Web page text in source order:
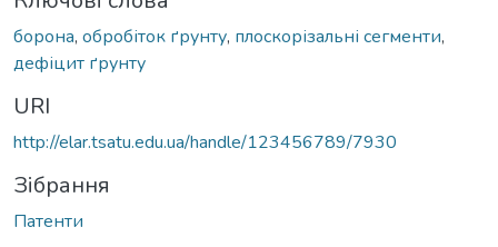
борона, обробіток ґрунту, плоскорізальні сегменти,
дефіцит ґрунту
URI
http://elar.tsatu.edu.ua/handle/123456789/7930
Зібрання
Патенти